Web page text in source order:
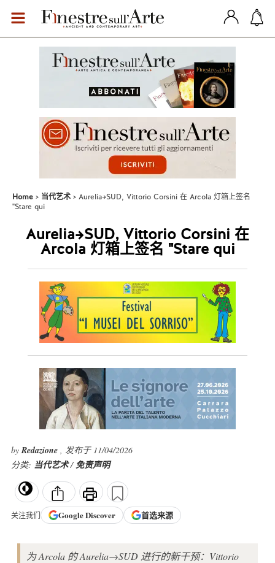
Home 当代艺术
Aurelia→SUD, Vittorio Corsini 在 Arcola 灯箱上签名
"Stare qui
Aurelia→SUD, Vittorio Corsini 在
Arcola 灯箱上签名 "Stare qui
byRedazione , 发布于 11/04/2026
分类: 当代艺术/免责声明
关注我们 GoogleDiscover 首选来源
为 Arcola 的 Aurelia→SUD 进行的新干预：Vittorio